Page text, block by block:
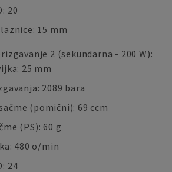
20
15 mm
2 (sekundarna - 200 W):
25 mm
2089 bara
(pomični): 69 ccm
(PS): 60 g
480 o/min
24